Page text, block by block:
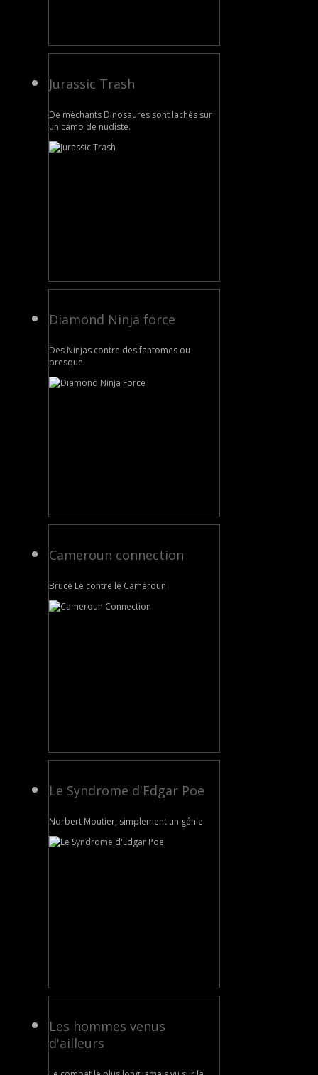
Jurassic Trash
De méchants Dinosaures sont lachés sur
un camp de nudiste.
Diamond Ninja force
Des Ninjas contre des fantomes ou
presque.
Cameroun connection
Bruce Le contre le Cameroun
Le Syndrome d'Edgar Poe
Norbert Moutier, simplement un génie
Les hommes venus
d'ailleurs